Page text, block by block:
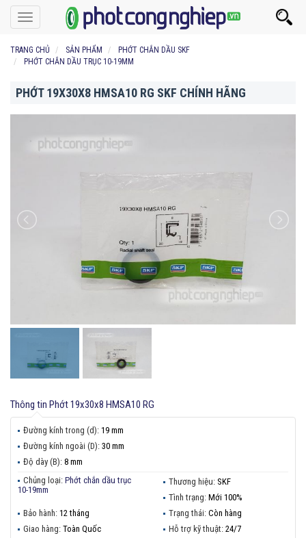
Toggle
navigation
TRANG CHỦ SẢN PHẨM
PHỚT CHẮN DẦU SKF
PHỚT CHẮN DẦU TRỤC 10-19MM
PHỚT 19X30X8 HMSA10 RG SKF CHÍNH HÃNG
Thông tin Phớt 19x30x8 HMSA10 RG
Đường kính trong (d): 19 mm
Đường kính ngoài (D): 30 mm
Độ dày (B): 8 mm
Chủng loại: Phớt chắn dầu trục
10-19mm
Thương hiệu: SKF
Tình trạng: Mới 100%
Bảo hành: 12 tháng Trạng thái: Còn hàng
Giao hàng: Toàn Quốc Hỗ trợ kỹ thuật: 24/7